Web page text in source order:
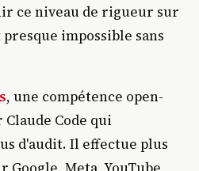
ce niveau de rigueur sur
impossible sans
, une compétence open-
Code qui
d'audit. Il effectue plus